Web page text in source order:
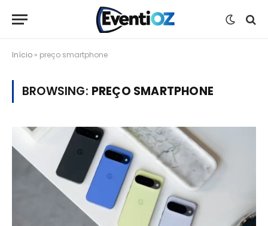
Início » preço smartphone
BROWSING: PREÇO SMARTPHONE